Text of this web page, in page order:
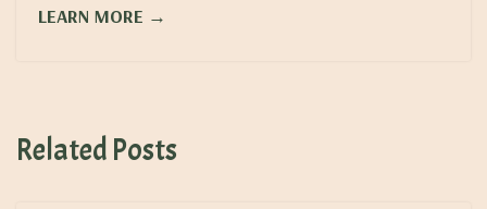
LEARN MORE →
Related Posts